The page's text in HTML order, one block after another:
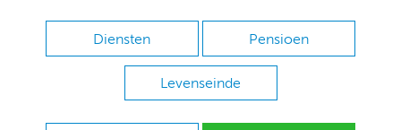
Diensten Pensioen
Levenseinde